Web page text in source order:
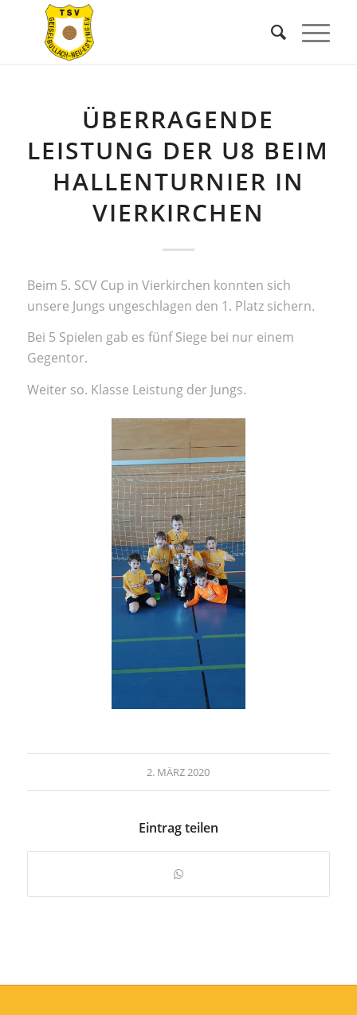
ÜBERRAGENDE
LEISTUNG DER U8 BEIM
HALLENTURNIER IN
VIERKIRCHEN
Beim 5. SCV Cup in Vierkirchen konnten sich
unsere Jungs ungeschlagen den 1. Platz sichern.
Bei 5 Spielen gab es fünf Siege bei nur einem
Gegentor.
Weiter so. Klasse Leistung der Jungs.
2. MÄRZ 2020
Eintrag teilen